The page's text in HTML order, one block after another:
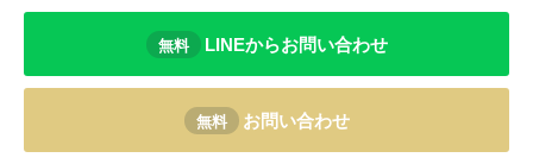
無料 LINEからお問い合わせ
無料 お問い合わせ